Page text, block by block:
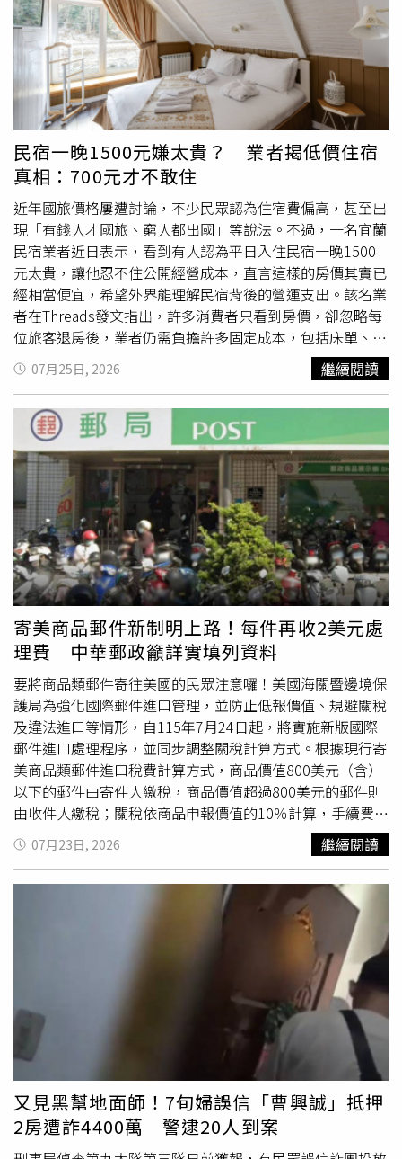
壓。由沙烏地阿拉伯主導的新興海上聯盟正是這項轉變的象
徵性事件。波斯灣國家消息人士透露，這套架構主要以護航
商船、情報共享及保障海上航道安全為目標，而非直接與伊
朗對抗。奈茨將這項行動比擬為歐洲於2024年2月在紅海執
行的「盾牌行動」（Operation Aspides），該任務成立的
宗旨同樣是保護商業航運，而非改變該區域的軍事力量平
衡。對德黑蘭而言，這種局面代表某種程度上的成功。儘管
無法直接與美軍抗衡，伊朗仍能藉由迫使各國政府及海軍採
取防禦姿態，不斷提高對方必須承擔的成本。無論是荷姆茲
海峽，還是連接紅海與亞丁灣（Gulf of Aden）的曼德海峽
（Bab al-Mandeb），抑或是其他地區，每新增1項威脅，
都意味著國際社會必須投入更多資源，才能維持全球貿易的
正常運行。這場較量的本質，其實是1場耐力賽。伊朗領導
層相信，相較於西方國家對全球商業與能源市場反覆遭受干
擾的耐受度，伊朗更能長時間承受經濟壓力。這項策略同時
也具有外交目的。德黑蘭希望透過展現自己有能力在必要時
擴大危機，進一步塑造未來任何談判的條件。華府智庫「美
國外交關係協會」（Council on Foreign Relations）研究
員、曾任美國國務院伊朗顧問的塔基耶（Ray Takeyh）表
示：「如果未來真的展開談判，將由他們來界定談判條件。
雙方目前都是以升級衝突態勢來回應對方的升級。」然而，
目前看來，雙方都沒有讓步的跡象。隨著華盛頓與德黑蘭持
續試探彼此的決心，這場原本旨在最大化談判籌碼的策略，
最終有可能引發1場雙方都無法完全掌控的衝突。
條，並寫著「珍重再見，謝謝大家的支持與愛護，10月27
日將是最後營業日」，正式向一路支持多年的顧客道別，也
讓不少人趁著歇業前特地回店朝聖。梅江除了是許多台大人
的共同回憶，也是歌手韋禮安念台灣大學外文系時期的口袋
名單。2014年接受媒體專訪時，他還特地帶著記者回到梅
江用餐，分享學生時代只要系籃練完球，就會和同學相約來
這裡大口吃肉。當時午餐吃到飽只要250元，他笑著表示，
以學生來說價格便宜、份量又多，還一邊吃、一邊忍不住直
呼：「250元可以吃到這種東西，好爽！」充分展現學生時
代最真實的心情。梅江主打韓式銅盤烤肉吃到飽，提供牛、
豬、羊、雞四種肉品，以及青菜、冬粉、韓式小菜無限供
應。許多老饕認為，它並非走精緻燒肉路線，而是以「吃粗
飽、吃肉吃到爽」聞名，其中銅盤烤肉流下的肉汁與高麗
菜、冬粉一起熬煮，更是不少老顧客最懷念的經典滋味。歇
業消息曝光後，大批網友紛紛留言表示，「陪我度過學生時
期和剛出社會的聚餐時光」、「以前門口天天排隊」、「20
年前就在吃了」、「學生蛋白質補給站」、「窮學生可以大
口吃肉的地方」、「青春回憶又少一家」、「這是時代的眼
淚」。還有人表示，自己如今已年過半百，學生時代就是店
裡常客，因此推估梅江實際營業時間恐怕早已超過30年，而
非外界所稱的20多年。不少老顧客也分享，全盛時期一餐只
要200多元就能吃到飽，第一次上門時還小心翼翼一片片夾
肉，沒想到店員直接豪邁地把整盤肉倒滿銅盤，那一幕至今
仍令人印象深刻。隨著物價上漲，價格一路從200多元、
250元，調整到如今平日午餐350元、晚餐及假日400元，雖
然仍免收服務費，但已不像過去那樣具有壓倒性的價格優
勢。也有不少網友坦言，近年再次回訪時，發現店內環境、
衛生、服務品質及餐點內容，已與記憶中的模樣有所落差；
有人直言「讓回憶停留在青春就好」，也有人認為，隨著年
紀增長，現在反而更偏好精緻、份量適中的燒肉，而不是單
純追求吃到飽。此外，也有民眾分析，若老店長期未改善服
務品質、食材特色與用餐環境，加上價格提高至350元至
400元後，對以學生為主的消費族群吸引力自然逐漸下降，
在連鎖燒肉品牌、火鍋吃到飽及各式新型餐飲競爭下，更難
維持昔日榮景。儘管有人認為梅江近年的表現已不如以往，
但仍有不少老顧客表示，一家店能陪伴台大學生與在地居民
超過30年，本身就是一件值得掌聲的事，而它留下的，不只
是銅盤烤肉的味道，更是一整個世代共同擁有的青春記憶。
民宿一晚1500元嫌太貴？ 業者揭低價住宿
真相：700元才不敢住
近年國旅價格屢遭討論，不少民眾認為住宿費偏高，甚至出
現「有錢人才國旅、窮人都出國」等說法。不過，一名宜蘭
民宿業者近日表示，看到有人認為平日入住民宿一晚1500
元太貴，讓他忍不住公開經營成本，直言這樣的房價其實已
經相當便宜，希望外界能理解民宿背後的營運支出。該名業
者在Threads發文指出，許多消費者只看到房價，卻忽略每
位旅客退房後，業者仍需負擔許多固定成本，包括床單、被
套、毛巾送洗，盥洗用品補充，房務人員清潔打掃，以及水
電、網路、Netflix等
用，另外還有設備維護、家具及
家電折舊，加上訂房平台抽成，都是每天持續發生的支出。
他表示，若看到網路上雙人房每晚僅700至800元的民宿，
自己反而不敢入住。因為以經營者角度來看，若房價壓低至
這個水準，勢必得透過降低成本維持營運，例如減少更換床
單、棉被，只要外觀看起來沒有明顯髒污就繼續使用，打掃
也可能僅清理重點區域，盥洗用品採用價格較低的產品，甚
至設備能省則省。不過，他也強調，並非所有低價民宿都採
取這樣的方式經營，只是自己一直無法理解，在每晚700至
800元的價格下，究竟如何兼顧獲利與住宿品質。如果真有
業者能做到兼顧成本與品質，也希望能分享經營方式，讓自
己學習。貼文曝光後，引發不少旅宿業者共鳴。有同行表
示，自家民宿使用品牌備品、高磅數浴巾、知名衛浴設備，
每次退房後床單都一定送洗，因此看到不少人嫌一晚1000
元的房價太高，常感到相當無奈。不過，也有網友提出不同
看法，「說得好像1500的就有每天換似的，一樣很多不換
的」、「1500算便宜了，宜蘭欸」、「就像版主說的，許
多背後成本必須付出與承受。我民宿本來平日一晚
1300（雙人房／花蓮），後因為0403大地震後，生意大冷
清，於是特惠降價為900元，結果還被客人說貴。」、「城
市地區不同呀！我住過連住2晚特價1600（2晚）花蓮，也
有連住2晚特價1800（2晚）墾丁」。
07月25日, 2026 繼續閱讀
寄美商品郵件新制明上路！每件再收2美元處
理費 中華郵政籲詳實填列資料
要將商品類郵件寄往美國的民眾注意囉！美國海關暨邊境保
護局為強化國際郵件進口管理，並防止低報價值、規避關稅
及違法進口等情形，自115年7月24日起，將實施新版國際
郵件進口處理程序，並同步調整關稅計算方式。根據現行寄
美商品類郵件進口稅費計算方式，商品價值800美元（含）
以下的郵件由寄件人繳稅，商品價值超過800美元的郵件則
由收件人繳稅；關稅依商品申報價值的10％計算，手續費為
支付給美合作報關業者關稅代繳
。新制上路後，中華
郵政表示凡寄往美國商品價值2500美元（含）以下之郵
件，均須由寄件人於交寄時預先繳納相關稅費，始得辦理後
續進口通關及投遞作業；商品價值逾2500美元者，則由收
件人依美國海關規定辦理正式進口報關程序。相關稅費計算
方式調整如下：1.關稅及相關稅費（Duty&Tax）：自115年
7月24日起，關稅不再依郵件商品價值之10%計算，而改依
商品之10碼美國稅則號數（HTSUS）、原產國、申報價
值、數量及重量等資料，並對照美國海關相關規定之適用稅
率計算。2.手續費：本公司合作報關業者協助辦理代繳稅費
作業手續費。3.美國進口處理費（Entry Fee）：因應美國
海關實施新版國際郵件進口處理程序相關作業，每件寄往美
國之商品類郵件，不論是否產生關稅，均須繳納2美元進口
處理費。中華郵政指出寄件人於EZPost製作託運單時，應
詳實填列內裝物品英文品名、原產國、商品申報價值、數
07月23日, 2026 繼續閱讀
又見黑幫地面師！7旬婦誤信「曹興誠」抵押
2房遭詐4400萬 警逮20人到案